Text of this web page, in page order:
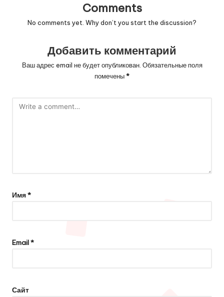
Comments
No comments yet. Why don’t you start the discussion?
Добавить комментарий
Ваш адрес email не будет опубликован. Обязательные поля
помечены*
Имя*
Email*
Сайт